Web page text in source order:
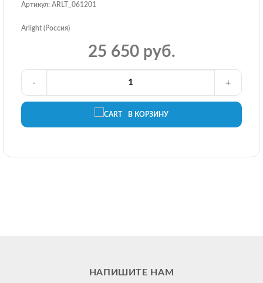
Артикул: ARLT_061201
Arlight (Россия)
25 650 руб.
В КОРЗИНУ
- +
НАПИШИТЕ НАМ